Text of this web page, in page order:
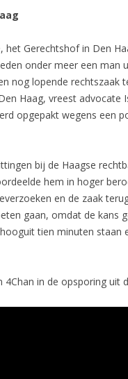
het Gerechtshof in Den
onder meer een man
nog lopende
Haag, vreest advocate
opgepakt wegens een
bij de Haagse
hem in hoger
en de zaak
gaan, omdat de kans
tien minuten
4Chan in de opsporing uit